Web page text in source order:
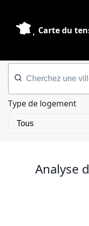
Carte du
Type de logement
Analyse